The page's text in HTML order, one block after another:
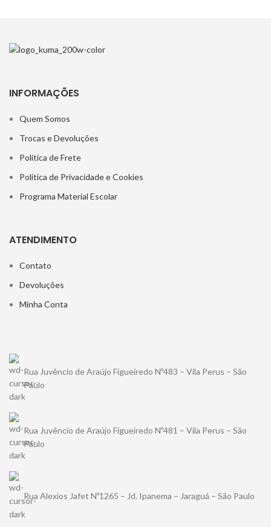
INFORMAÇÕES
Quem Somos
Trocas e Devoluções
Política de Frete
Política de Privacidade e Cookies
Programa Material Escolar
ATENDIMENTO
Contato
Devoluções
Minha Conta
Rua Juvêncio de Araújo Figueiredo Nº483 – Vila Perus – São
Paulo
Rua Juvêncio de Araújo Figueiredo Nº481 – Vila Perus – São
Paulo
Rua Alexios Jafet Nº1265 – Jd. Ipanema – Jaraguá – São Paulo